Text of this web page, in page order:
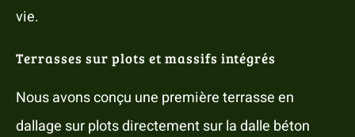
vie.
Terrasses sur plots et massifs intégrés
Nous avons conçu une première terrasse en
dallage sur plots directement sur la dalle béton